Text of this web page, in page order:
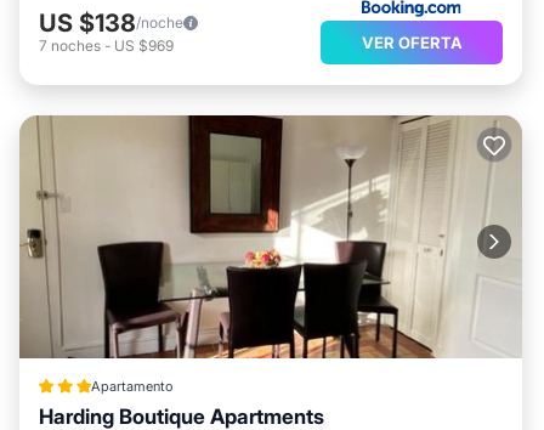
US $138/noche
7 noches - US $969 VER OFERTA
Apartamento
Harding Boutique Apartments